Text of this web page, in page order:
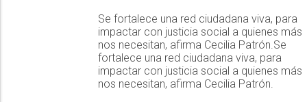
Se fortalece una red ciudadana viva, para
impactar con justicia social a quienes más
nos necesitan, afirma Cecilia Patrón.Se
fortalece una red ciudadana viva, para
impactar con justicia social a quienes más
nos necesitan, afirma Cecilia Patrón.